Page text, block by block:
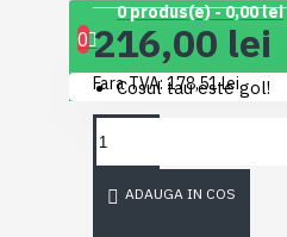
0 produs(e) - 0,00 lei
0
Cosul tau este gol!
216,00 lei
Fara TVA: 178,51 lei
ADAUGA IN COS